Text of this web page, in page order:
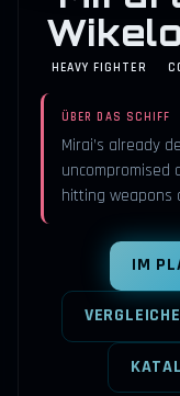
HEAVY FIGHTER
ÜBER DAS SCHIFF
Mirai’s already
uncompromised
hitting weapons
IM